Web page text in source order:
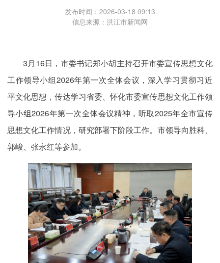
发布时间：2026-03-18 09:13
信息来源：洪江市新闻网
3月16日，市委书记郑小胡主持召开市委宣传思想文化
工作领导小组2026年第一次全体会议，深入学习贯彻习近
平文化思想，传达学习省委、怀化市委宣传思想文化工作领
导小组2026年第一次全体会议精神，听取2025年全市宣传
思想文化工作情况，研究部署下阶段工作。市领导向胜科、
郭峻、张永红等参加。